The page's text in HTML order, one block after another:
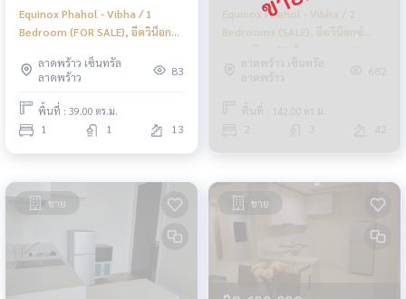
Equinox Phahol - Vibha / 1
Bedroom (FOR SALE), อีควิน็อกซ์
PINP345
ลาดพร้าว เซ็นทรัล
ลาดพร้าว
83
พื้นที่ : 39.00 ตร.ม.
1 1 13
Equinox Phahol - Vibha / 2
Bedrooms (SALE), อีควิน็อกซ์
พหล - วิภา / 2 ห้องนอน (ขาย)
QC226ลาดพร้าว เซ็นทรัล
ลาดพร้าว
682
พื้นที่ : 142.00 ตร.ม.
2 42
ขาย ขาย